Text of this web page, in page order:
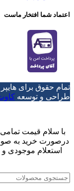
اعتماد شما افتخار ماست
تمام حقوق برای
طراحی و توسعه
با سلام قیمت
درصورت خرید به